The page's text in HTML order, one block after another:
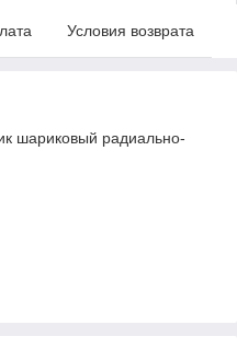
Условия возврата
шариковый радиально-